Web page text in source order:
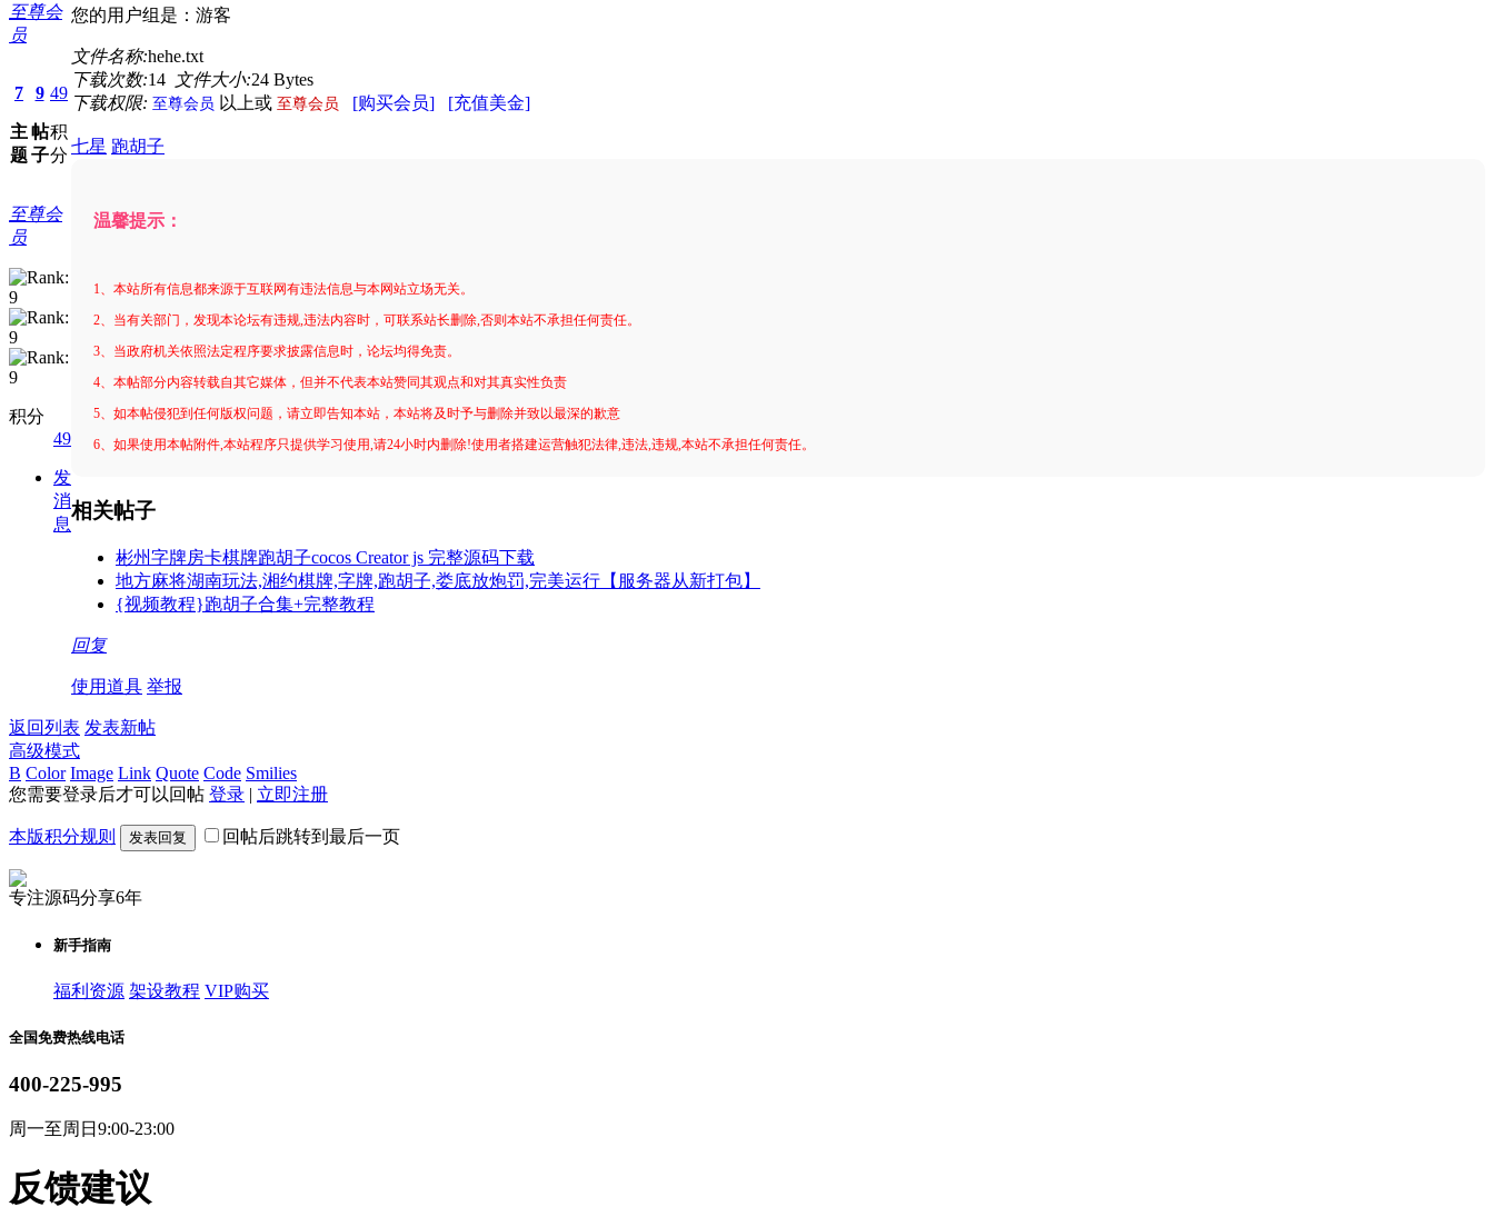
至尊会
员
7
主
题
9
帖
子
49
积
分
至尊会
员
积分
49
发
消
息
您的用户组是：游客
文件名称:hehe.txt
下载次数:14 文件大小:24 Bytes
下载权限: 至尊会员 以上或 至尊会员 [购买会员] [充值美金]
七星 跑胡子
温馨提示：
1、本站所有信息都来源于互联网有违法信息与本网站立场无关。
2、当有关部门，发现本论坛有违规,违法内容时，可联系站长删除,否则本站不承担任何责任。
3、当政府机关依照法定程序要求披露信息时，论坛均得免责。
4、本帖部分内容转载自其它媒体，但并不代表本站赞同其观点和对其真实性负责
5、如本帖侵犯到任何版权问题，请立即告知本站，本站将及时予与删除并致以最深的歉意
6、如果使用本帖附件,本站程序只提供学习使用,请24小时内删除!使用者搭建运营触犯法律,违法,违规,本站不承担任何责任。
相关帖子
彬州字牌房卡棋牌跑胡子cocos Creator js 完整源码下载
地方麻将湖南玩法,湘约棋牌,字牌,跑胡子,娄底放炮罚,完美运行【服务器从新打包】
{视频教程}跑胡子合集+完整教程
回复
使用道具 举报
返回列表 发表新帖
高级模式
B Color Image Link Quote Code Smilies
您需要登录后才可以回帖 登录 | 立即注册
本版积分规则 发表回复 回帖后跳转到最后一页
专注源码分享6年
新手指南
福利资源 架设教程 VIP购买
全国免费热线电话
400-225-995
周一至周日9:00-23:00
反馈建议